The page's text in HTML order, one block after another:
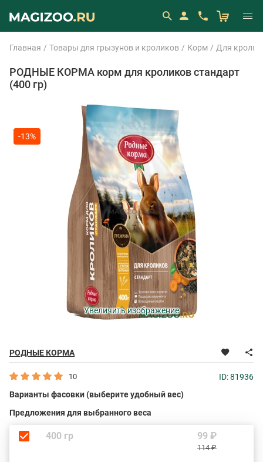
Главная Товары для грызунов и кроликов Корм Для
РОДНЫЕ КОРМА корм для кроликов стандарт
(400 гр)
РОДНЫЕ КОРМА
-13%
Увеличить изображение
10
ID: 81936
Варианты фасовки (выберите удобный вес)
Предложения для выбранного веса
400 гр 99 ₽
114 ₽